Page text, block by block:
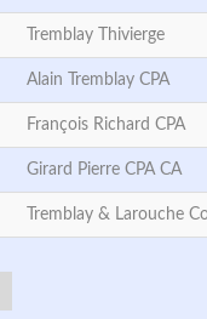
Tremblay Thivierge
Alain Tremblay CPA
François Richard CPA
Girard Pierre CPA CA
Tremblay & Larouche